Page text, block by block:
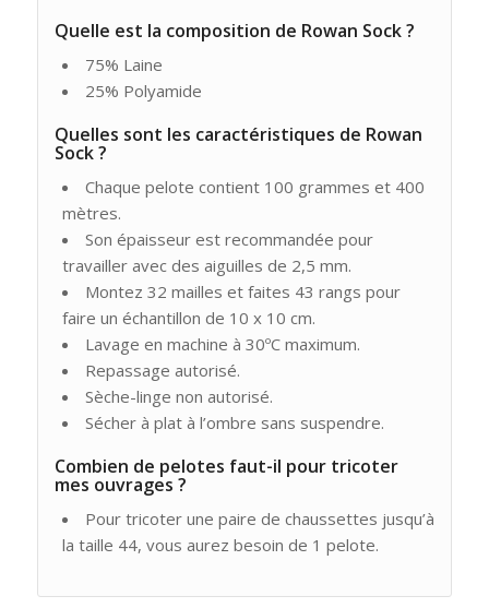
Quelle est la composition de Rowan Sock ?
75% Laine
25% Polyamide
Quelles sont les caractéristiques de Rowan
Sock ?
Chaque pelote contient 100 grammes et 400
mètres.
Son épaisseur est recommandée pour
travailler avec des aiguilles de 2,5 mm.
Montez 32 mailles et faites 43 rangs pour
faire un échantillon de 10 x 10 cm.
Lavage en machine à 30ºC maximum.
Repassage autorisé.
Sèche-linge non autorisé.
Sécher à plat à l’ombre sans suspendre.
Combien de pelotes faut-il pour tricoter
mes ouvrages ?
Pour tricoter une paire de chaussettes jusqu’à
la taille 44, vous aurez besoin de 1 pelote.